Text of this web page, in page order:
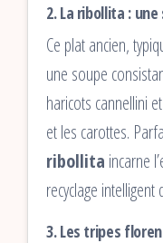
2. La ribollita :
Ce plat ancien,
une soupe
haricots cannellini
et les carottes.
ribollita incarne
recyclage intelligent
3. Les tripes